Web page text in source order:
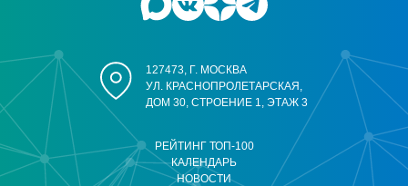
РЕЙТИНГ ТОП-100
КАЛЕНДАРЬ
НОВОСТИ
127473, Г. МОСКВА
УЛ. КРАСНОПРОЛЕТАРСКАЯ,
ДОМ 30, СТРОЕНИЕ 1, ЭТАЖ 3